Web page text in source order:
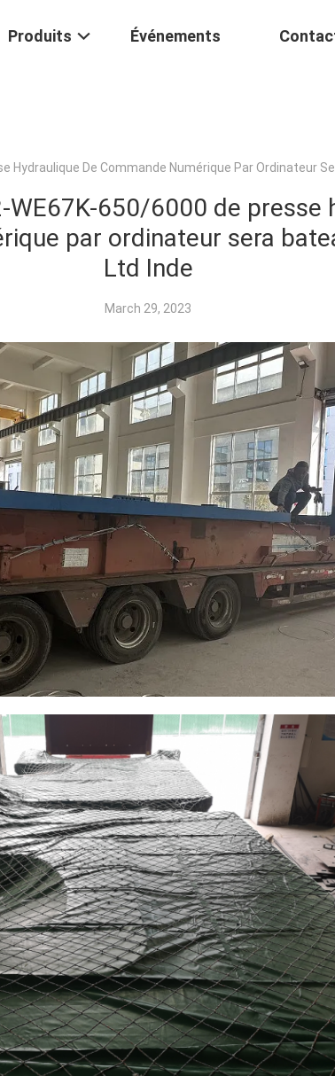
Produits Événements
Hydraulique De Commande Numérique Par Ordinateur
650/6000 de presse
par ordinateur sera
Ltd Inde
March 29, 2023